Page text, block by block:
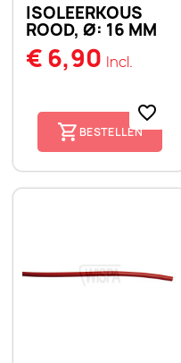
ISOLEERKOUS
ROOD, Ø: 16 MM
€ 6,90 Incl.
BESTELLEN
favorite_border